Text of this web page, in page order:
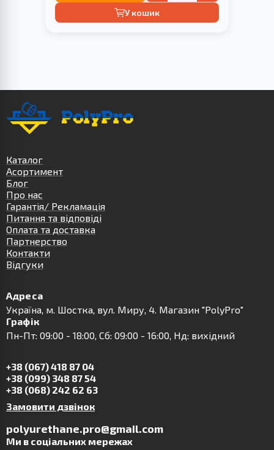
У кошик
Каталог
Асортимент
Блог
Про нас
Гарантія/ Рекламація
Питання та відповіді
Оплата та доставка
Партнерство
Контакти
Відгуки
Адреса
Українa, м. Шостка, вул. Миру, 4. Магазин "PolyPro"
Графік
Пн-Пт: 09:00 - 18:00, Сб: 09:00 - 16:00, Нд: вихідний
+38 (067) 418 87 04
+38 (099) 348 87 54
+38 (068) 242 62 63
Замовити дзвінок
polyurethane.pro@gmail.com
Ми в соціальних мережах